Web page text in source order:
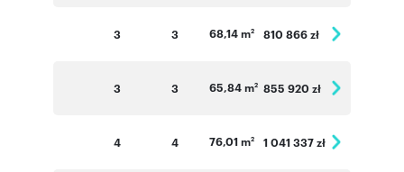
3 3 68,14 m2 810 866 zł
3 3 65,84 m2 855 920 zł
4 4 76,01 m2 1 041 337 zł